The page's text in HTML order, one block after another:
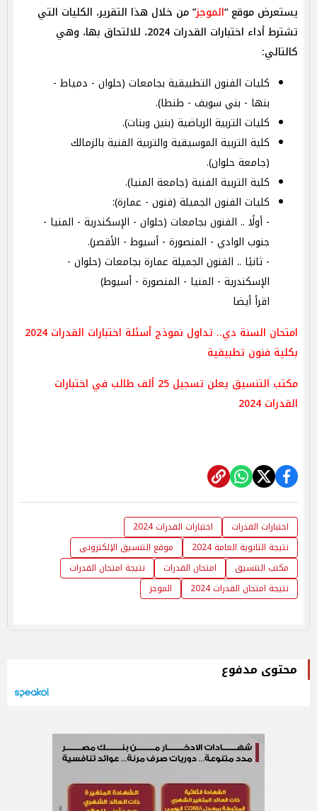
يستعرض موقع “الموجز” من خلال هذا التقرير، الكليات التي
تشترط أداء اختبارات القدرات 2024، للالتحاق بها، وهي
كالتالي:
كليات الفنون التطبيقية بجامعات (حلوان - دمياط -
بنها - بني سويف - طنطا).
كليات التربية الرياضية (بنين وبنات).
كلية التربية الموسيقية والتربية الفنية بالزمالك
(جامعة حلوان).
كلية التربية الفنية (جامعة المنيا).
كليات الفنون الجميلة (فنون - عمارة):
- أولًا .. الفنون بجامعات (حلوان - الإسكندرية - المنيا -
جنوب الوادي - المنصورة - أسيوط - الأقصر).
- ثانيًا .. الفنون الجميلة عمارة بجامعات (حلوان -
الإسكندرية - المنيا - المنصورة - أسيوط)
اقرأ أيضا
امتحان السنة دي.. تداول نموذج أسئلة اختبارات القدرات 2024
بكلية فنون تطبيقية
مكتب التنسيق يعلن تسجيل 25 ألف طالب في اختبارات
القدرات 2024
اختبارات القدرات
اختبارات القدرات 2024
نتيجة الثانوية العامة 2024
موقع التنسيق الإلكترونى
مكتب التنسيق
امتحان القدرات
نتيجة امتحان القدرات
نتيجة امتحان القدرات 2024
الموجز
محتوى مدفوع